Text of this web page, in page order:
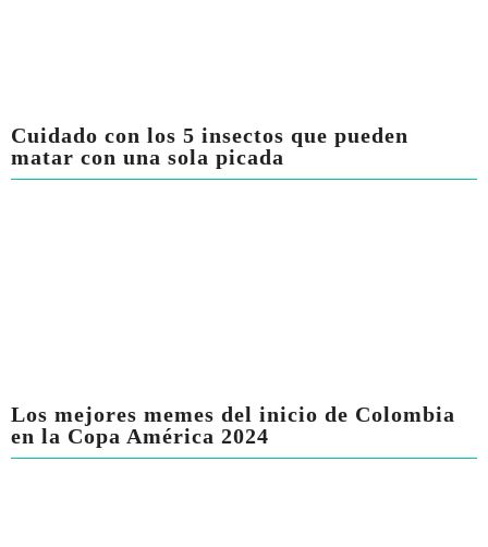
Cuidado con los 5 insectos que pueden
matar con una sola picada
Los mejores memes del inicio de Colombia
en la Copa América 2024